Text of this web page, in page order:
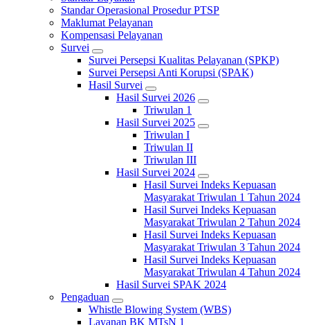
Standar Operasional Prosedur PTSP
Maklumat Pelayanan
Kompensasi Pelayanan
Survei
Survei Persepsi Kualitas Pelayanan (SPKP)
Survei Persepsi Anti Korupsi (SPAK)
Hasil Survei
Hasil Survei 2026
Triwulan 1
Hasil Survei 2025
Triwulan I
Triwulan II
Triwulan III
Hasil Survei 2024
Hasil Survei Indeks Kepuasan
Masyarakat Triwulan 1 Tahun 2024
Hasil Survei Indeks Kepuasan
Masyarakat Triwulan 2 Tahun 2024
Hasil Survei Indeks Kepuasan
Masyarakat Triwulan 3 Tahun 2024
Hasil Survei Indeks Kepuasan
Masyarakat Triwulan 4 Tahun 2024
Hasil Survei SPAK 2024
Pengaduan
Whistle Blowing System (WBS)
Layanan BK MTsN 1